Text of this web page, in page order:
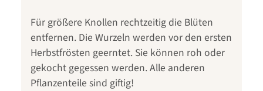
Für größere Knollen rechtzeitig die Blüten
entfernen. Die Wurzeln werden vor den ersten
Herbstfrösten geerntet. Sie können roh oder
gekocht gegessen werden. Alle anderen
Pflanzenteile sind giftig!